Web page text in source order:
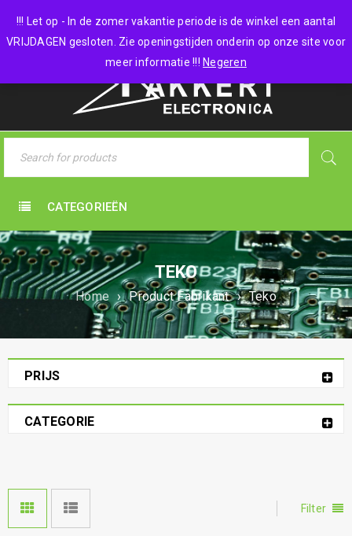
!!! Let op - In de zomer vakantie periode is de winkel een aantal
VRIJDAGEN gesloten. Zie openingstijden onderin op onze site voor
meer informatie !!! Negeren
0 items - €0,00
CATEGORIEËN
TEKO
Home › Product Fabrikant › Teko
PRIJS
CATEGORIE
Filter